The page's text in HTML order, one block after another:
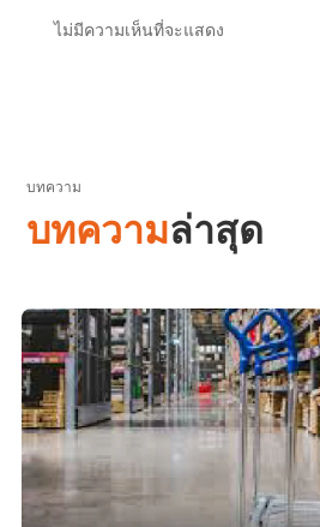
ไม่มีความเห็นที่จะแสดง
บทความ
บทความล่าสุด